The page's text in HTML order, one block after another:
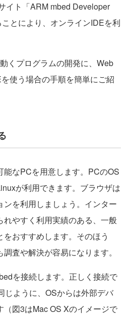
イト「ARM mbed Developer
とにより、オンラインIDEを利
くプログラムの開発に、Web
使う場合の手順を簡単にご紹
なPCを用意します。PCのOS
が利用できます。ブラウザは
ンを利用しましょう。インター
れやすく利用実績のある、一般
おすすめします。そのほう
査や解決が容易になります。
を接続します。正しく接続で
じように、OSからは外部デバ
（図3はMac OS Xのイメージで